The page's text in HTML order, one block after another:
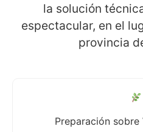
la solución
espectacular, en el
provincia
Preparación sobre